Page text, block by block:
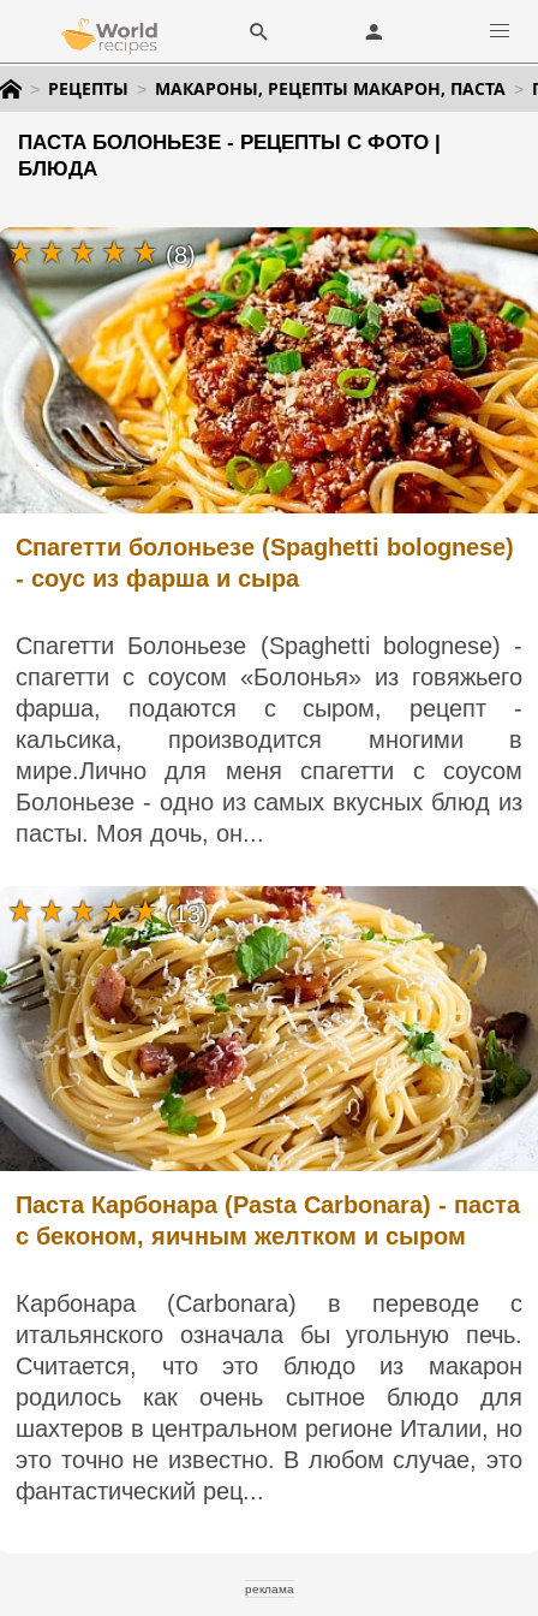
РЕЦЕПТЫ МАКАРОНЫ, РЕЦЕПТЫ МАКАРОН, ПАСТА
ПАСТА БОЛОНЬЕЗЕ - РЕЦЕПТЫ С ФОТО |
БЛЮДА
Спагетти болоньезе (Spaghetti bolognese)
- соус из фарша и сыра
Спагетти Болоньезе (Spaghetti bolognese) -
спагетти с соусом «Болонья» из говяжьего
фарша, подаются с сыром, рецепт -
кальсика, производится многими в
мире.Лично для меня спагетти с соусом
Болоньезе - одно из самых вкусных блюд из
пасты. Моя дочь, он...
(8)
Паста Карбонара (Pasta Carbonara) - паста
с беконом, яичным желтком и сыром
Карбонара (Carbonara) в переводе с
итальянского означала бы угольную печь.
Считается, что это блюдо из макарон
родилось как очень сытное блюдо для
шахтеров в центральном регионе Италии, но
это точно не известно. В любом случае, это
фантастический рец...
(13)
реклама